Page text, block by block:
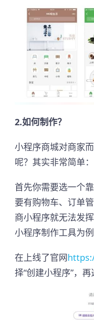
2.如何制作？
小程序商城对商家
呢？其实非常简单：
首先你需要选一个
要有购物车、订单
商小程序就无法发
小程序制作工具为
在上线了官网
择“创建小程序”，再